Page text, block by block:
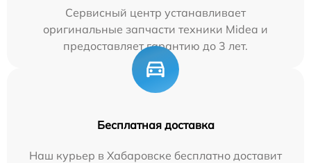
Сервисный центр устанавливает
оригинальные запчасти техники Midea и
предоставляет гарантию до 3 лет.
Бесплатная доставка
Наш курьер в Хабаровске бесплатно доставит